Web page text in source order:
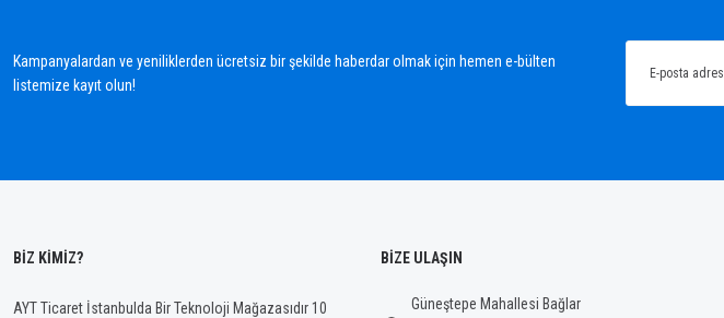
Kampanyalardan ve yeniliklerden ücretsiz bir şekilde haberdar olmak için hemen e-bülten
listemize kayıt olun!
BİZ KİMİZ?
AYT Ticaret İstanbulda Bir Teknoloji Mağazasıdır 10
BİZE ULAŞIN
Güneştepe Mahallesi Bağlar